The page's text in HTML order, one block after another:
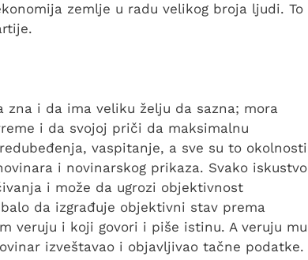
zemlje u radu velikog broja ljudi. To
zna i da ima veliku želju da sazna; mora
i da svojoj priči da maksimalnu
vaspitanje, a sve su to okolnosti
i novinarskog prikaza. Svako iskustvo
i može da ugrozi objektivnost
da izgrađuje objektivni stav prema
veruju i koji govori i piše istinu. A veruju mu
izveštavao i objavljivao tačne podatke.